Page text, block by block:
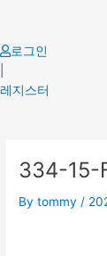
content
로그인
레지스터
334-15-
Bytommy /
navigation